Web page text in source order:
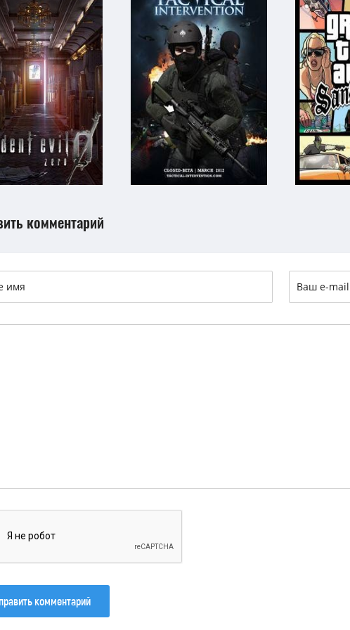
комментарий
комментарий